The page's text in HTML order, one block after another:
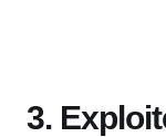
3.